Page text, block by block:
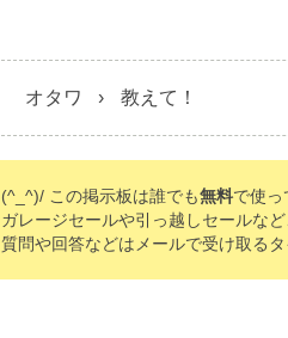
オタワ 教えて！
(^_^)/ この掲示板は誰でも無料で使っ
ガレージセールや引っ越しセールな
質問や回答などはメールで受け取るタ